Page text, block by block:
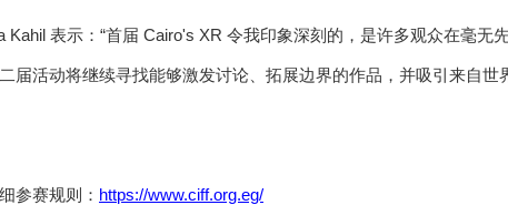
Kahil 表示：“首届 Cairo's XR 令我印象深刻的，是许多观众在毫无
届活动将继续寻找能够激发讨论、拓展边界的作品，并吸引来自
参赛规则： https://www.ciff.org.eg/